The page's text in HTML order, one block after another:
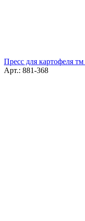
Пресс для картофеля
Арт.: 881-368